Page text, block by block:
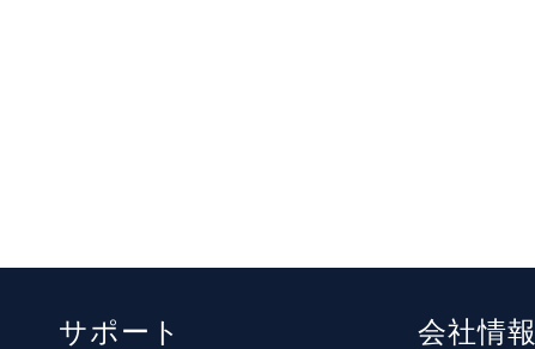
サポート 会社情報